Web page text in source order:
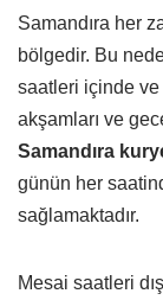
Samandıra her
bölgedir. Bu
saatleri içinde ve
akşamları ve
Samandıra
günün her
sağlamaktadır.
Mesai saatleri